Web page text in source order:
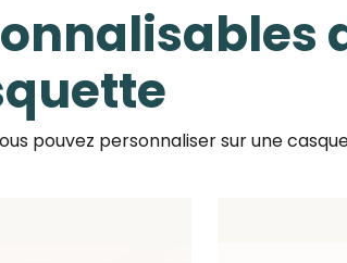
pouvez personnaliser sur une